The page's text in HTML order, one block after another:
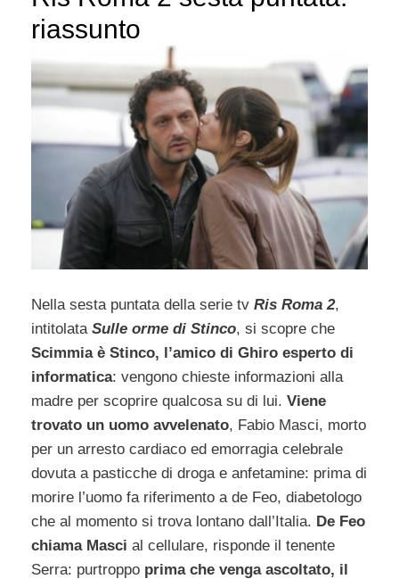
riassunto
Nella sesta puntata della serie tv Ris Roma 2,
intitolata Sulle orme di Stinco, si scopre che
Scimmia è Stinco, l’amico di Ghiro esperto di
informatica: vengono chieste informazioni alla
madre per scoprire qualcosa su di lui. Viene
trovato un uomo avvelenato, Fabio Masci, morto
per un arresto cardiaco ed emorragia celebrale
dovuta a pasticche di droga e anfetamine: prima di
morire l’uomo fa riferimento a de Feo, diabetologo
che al momento si trova lontano dall’Italia. De Feo
chiama Masci al cellulare, risponde il tenente
Serra: purtroppo prima che venga ascoltato, il